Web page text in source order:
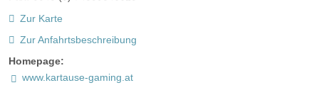
Zur Karte
Zur Anfahrtsbeschreibung
Homepage:
www.kartause-gaming.at